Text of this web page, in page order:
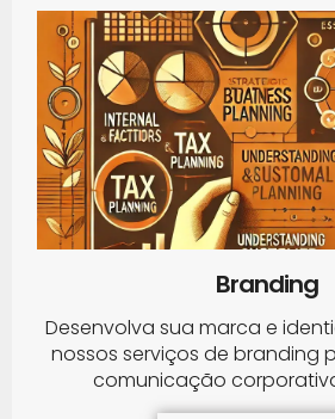
Branding
Desenvolva sua marca e
nossos serviços de branding
comunicação